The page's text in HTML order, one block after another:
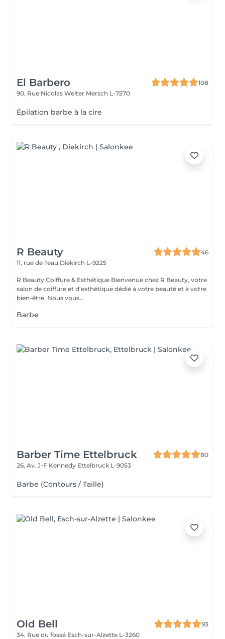
El Barbero
108
90, Rue Nicolas Welter Mersch L-7570
Épilation barbe à la cire
R Beauty
46
11, rue de l'eau Diekirch L-9225
R Beauty Coiffure & Esthétique Bienvenue chez R Beauty, votre
salon de coiffure et d'esthétique dédié à votre beauté et à votre
bien-être. Nous vous...
Barbe
Barber Time Ettelbruck
80
26, Av. J-F Kennedy Ettelbruck L-9053
Barbe (Contours / Taille)
Old Bell
93
34, Rue du fossé Esch-sur-Alzette L-3260